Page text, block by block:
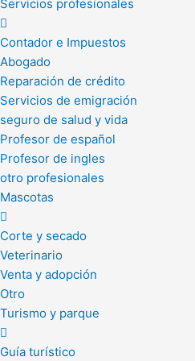
Servicios profesionales
Contador e Impuestos
Abogado
Reparación de crédito
Servicios de emigración
seguro de salud y vida
Profesor de español
Profesor de ingles
otro profesionales
Mascotas
Corte y secado
Veterinario
Venta y adopción
Otro
Turismo y parque
Guía turístico